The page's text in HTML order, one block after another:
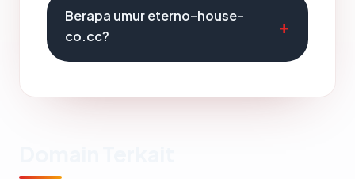
Berapa umur eterno-house-
co.cc?